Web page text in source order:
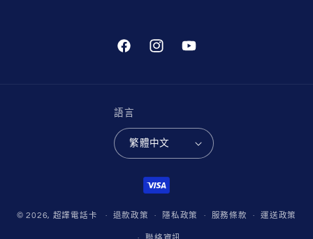
FacebookInstagramYouTube
語言
繁體中文
付
款
方
式
© 2026, 超譯電話卡 退款政策 隱私政策 服務條款 運送政策